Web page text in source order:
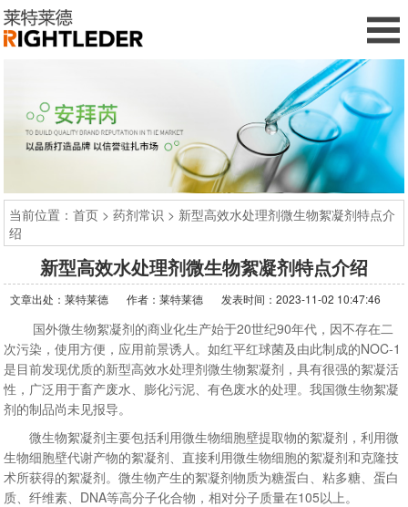
当前位置： 首页> 药剂常识 > 新型高效水处理剂微生物絮凝剂特点介
绍
新型高效水处理剂微生物絮凝剂特点介绍
文章出处：莱特莱德 作者：莱特莱德 发表时间：2023-11-02 10:47:46
国外微生物絮凝剂的商业化生产始于20世纪90年代，因不存在二
次污染，使用方便，应用前景诱人。如红平红球菌及由此制成的NOC-1
是目前发现优质的新型高效水处理剂微生物絮凝剂，具有很强的絮凝活
性，广泛用于畜产废水、膨化污泥、有色废水的处理。我国微生物絮凝
剂的制品尚未见报导。
微生物絮凝剂主要包括利用微生物细胞壁提取物的絮凝剂，利用微
生物细胞壁代谢产物的絮凝剂、直接利用微生物细胞的絮凝剂和克隆技
术所获得的絮凝剂。微生物产生的絮凝剂物质为糖蛋白、粘多糖、蛋白
质、纤维素、DNA等高分子化合物，相对分子质量在105以上。